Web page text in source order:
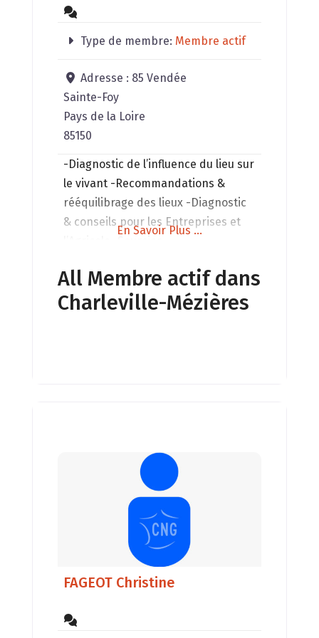
Type de membre: Membre actif
Adresse : 85 Vendée
Sainte-Foy
Pays de la Loire
85150
-Diagnostic de l’influence du lieu sur
le vivant -Recommandations &
rééquilibrage des lieux -Diagnostic
& conseils pour les Entreprises et
En Savoir Plus ...
All Membre actif dans
Charleville-Mézières
FAGEOT Christine